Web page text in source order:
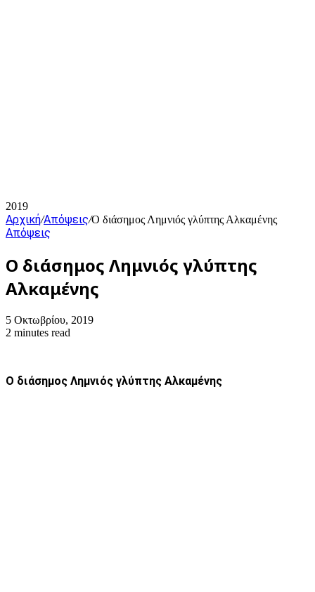
2019
Αρχική/Απόψεις/Ο διάσημος Λημνιός γλύπτης Αλκαμένης
Απόψεις
Ο διάσημος Λημνιός γλύπτης
Αλκαμένης
5 Οκτωβρίου, 2019
2 minutes read
Ο διάσημος Λημνιός γλύπτης Αλκαμένης